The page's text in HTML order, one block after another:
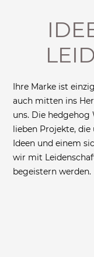
Ihre Marke ist
auch mitten ins
uns. Die hedgehog
lieben Projekte,
Ideen und einem
wir mit
begeistern werden.